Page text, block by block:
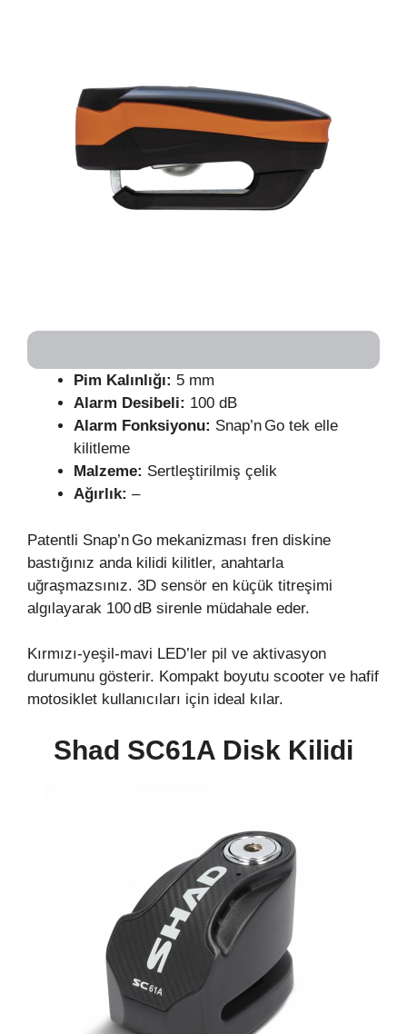
Pim Kalınlığı: 5 mm
Alarm Desibeli: 100 dB
Alarm Fonksiyonu: Snap’n Go tek elle
kilitleme
Malzeme: Sertleştirilmiş çelik
Ağırlık: –
Patentli Snap’n Go mekanizması fren diskine
bastığınız anda kilidi kilitler, anahtarla
uğraşmazsınız. 3D sensör en küçük titreşimi
algılayarak 100 dB sirenle müdahale eder.
Kırmızı‑yeşil‑mavi LED’ler pil ve aktivasyon
durumunu gösterir. Kompakt boyutu scooter ve hafif
motosiklet kullanıcıları için ideal kılar.
Shad SC61A Disk Kilidi